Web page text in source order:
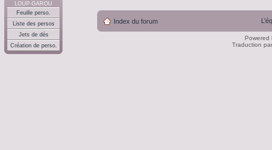
LOUP-GAROU
Feuille perso.
Liste des persos
Jets de dés
Création de perso.
Index du forum
Powered
Traduction